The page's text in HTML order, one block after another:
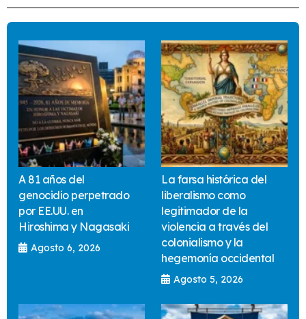
A 81 años del
genocidio perpetrado
por EE.UU. en
Hiroshima y Nagasaki
Agosto 6, 2026
La farsa histórica del
liberalismo como
legitimador de la
violencia a través del
colonialismo y la
hegemonía occidental
Agosto 5, 2026